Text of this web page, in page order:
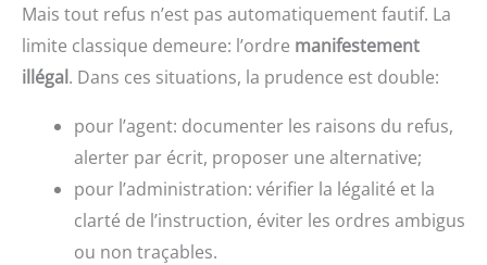
Mais tout refus n’est pas automatiquement fautif. La
limite classique demeure: l’ordre manifestement
illégal. Dans ces situations, la prudence est double:
pour l’agent: documenter les raisons du refus,
alerter par écrit, proposer une alternative;
pour l’administration: vérifier la légalité et la
clarté de l’instruction, éviter les ordres ambigus
ou non traçables.